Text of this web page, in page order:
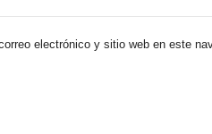
electrónico y sitio web en este